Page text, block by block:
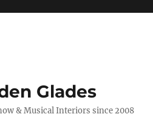
Glades
& Musical Interiors since 2008